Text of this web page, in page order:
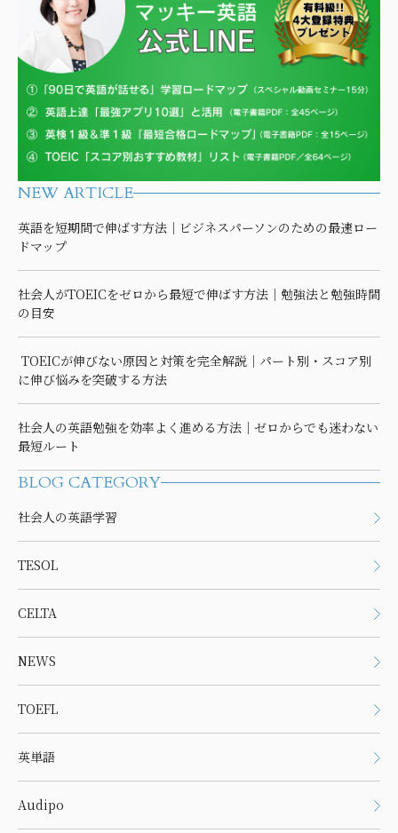
NEW ARTICLE
英語を短期間で伸ばす方法｜ビジネスパーソンのための最速ロー
ドマップ
社会人がTOEICをゼロから最短で伸ばす方法｜勉強法と勉強時間
の目安
TOEICが伸びない原因と対策を完全解説｜パート別・スコア別
に伸び悩みを突破する方法
社会人の英語勉強を効率よく進める方法｜ゼロからでも迷わない
最短ルート
BLOG CATEGORY
社会人の英語学習
TESOL
CELTA
NEWS
TOEFL
英単語
Audipo